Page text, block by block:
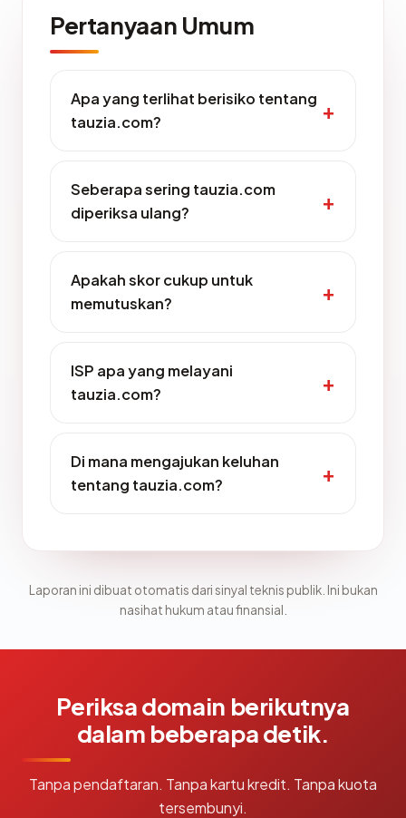
Pertanyaan Umum
Apa yang terlihat berisiko tentang
tauzia.com?
Seberapa sering tauzia.com
diperiksa ulang?
Apakah skor cukup untuk
memutuskan?
ISP apa yang melayani
tauzia.com?
Di mana mengajukan keluhan
tentang tauzia.com?
Laporan ini dibuat otomatis dari sinyal teknis publik. Ini bukan
nasihat hukum atau finansial.
Periksa domain berikutnya
dalam beberapa detik.
Tanpa pendaftaran. Tanpa kartu kredit. Tanpa kuota
tersembunyi.